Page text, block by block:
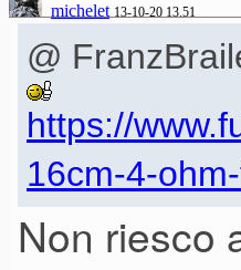
Resta il fatto
coppia di
oltre a non
Come
michelet 13-10-20 13.51
@
https://
16cm-4-
Non riesco